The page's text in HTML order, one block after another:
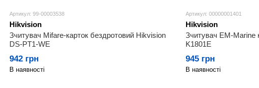
Артикул: 99-00003538
Hikvision
Зчитувач Mifare-карток бездротовий Hikvision
DS-PT1-WE
942 грн
В наявності
Артикул: 00000001401
Hikvision
Зчитувач EM-Marine
K1801E
945 грн
В наявності